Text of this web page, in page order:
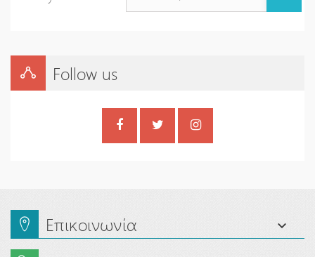
Follow us
Επικοινωνία